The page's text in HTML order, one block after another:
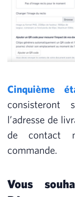
Cinquième
consisteront
l’adresse de
de contact
commande.
Vous